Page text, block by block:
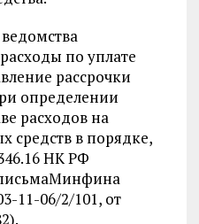
по уплате
рассрочки
определении
расходов на
средств в порядке,
НК РФ
11-06/2/101, от